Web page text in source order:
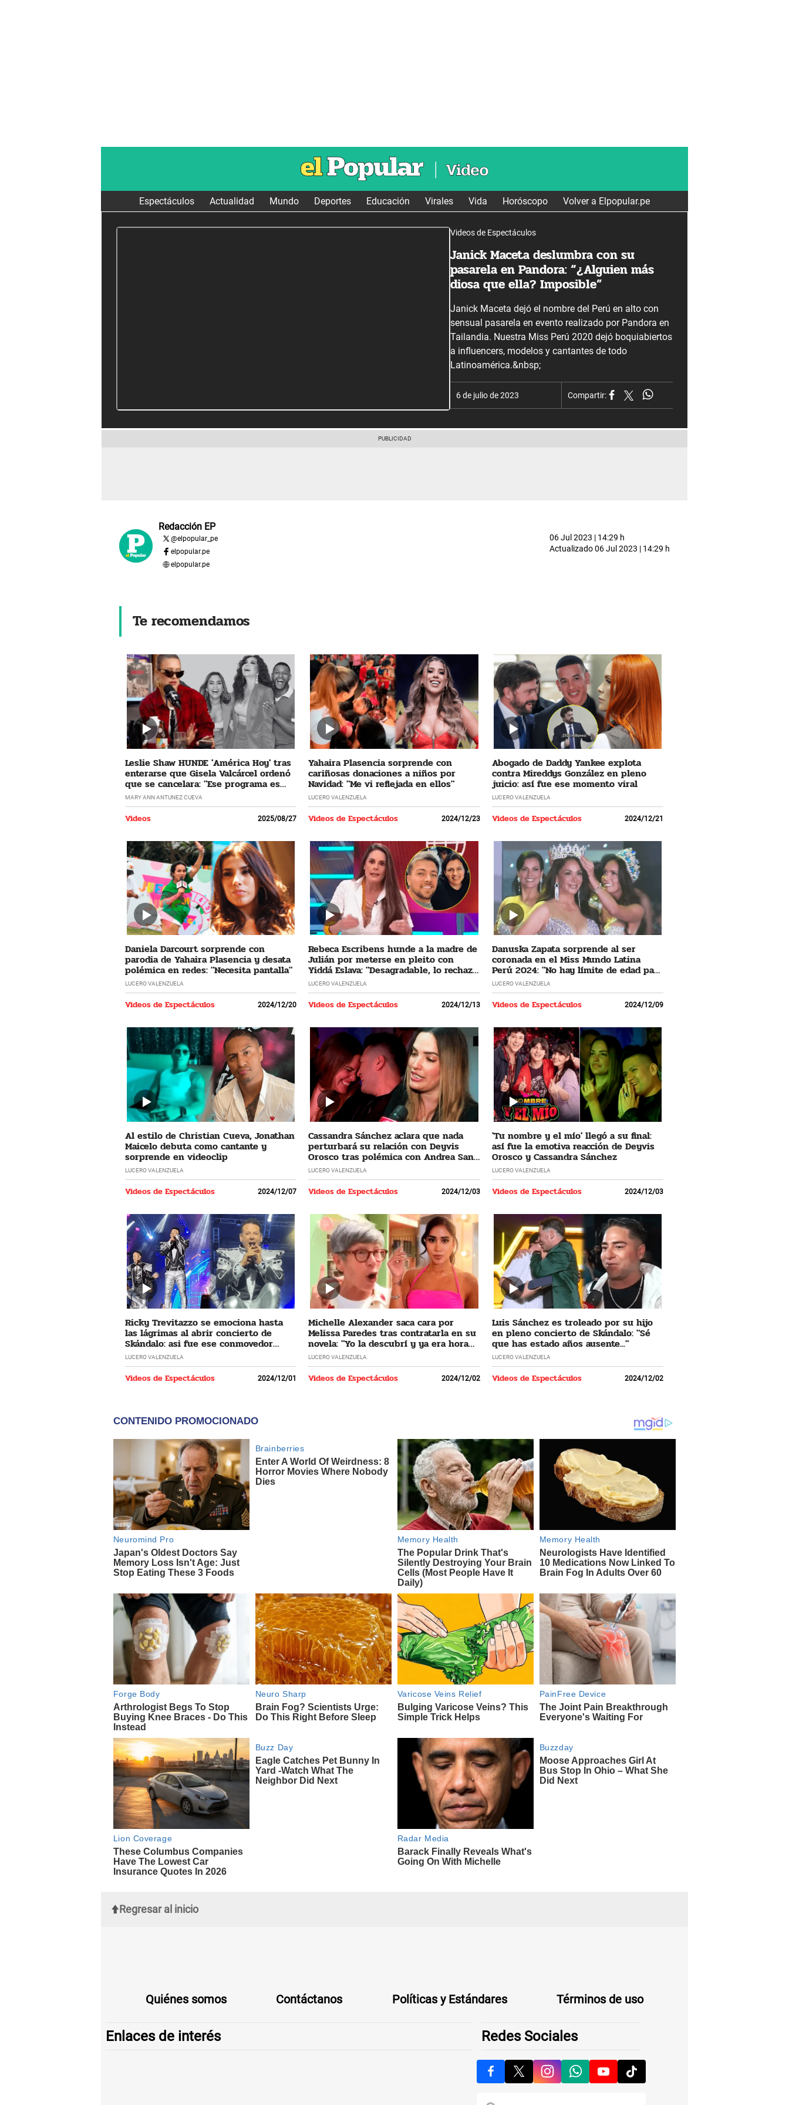
Espectáculos Actualidad Mundo Deportes Educación Virales Vida Horóscopo Volver a Elpopular.pe
Videos de Espectáculos
Janick Maceta deslumbra con su
pasarela en Pandora: “¿Alguien más
diosa que ella? Imposible”
Janick Maceta dejó el nombre del Perú en alto con
sensual pasarela en evento realizado por Pandora en
Tailandia. Nuestra Miss Perú 2020 dejó boquiabiertos
a influencers, modelos y cantantes de todo
Latinoamérica.&nbsp;
6 de julio de 2023 Compartir:
Redacción EP
@elpopular_pe
elpopular.pe
elpopular.pe
06 Jul 2023 | 14:29 h
Actualizado06 Jul 2023 | 14:29 h
Te recomendamos
Leslie Shaw HUNDE 'América Hoy' tras
enterarse que Gisela Valcárcel ordenó
que se cancelara: "Ese programa es
horrible"
MARY ANN ANTUNEZ CUEVA
Videos 2025/08/27
Yahaira Plasencia sorprende con
cariñosas donaciones a niños por
Navidad: "Me vi reflejada en ellos"
LUCERO VALENZUELA
Videos de Espectáculos 2024/12/23
Abogado de Daddy Yankee explota
contra Mireddys González en pleno
juicio: así fue ese momento viral
LUCERO VALENZUELA
Videos de Espectáculos 2024/12/21
Daniela Darcourt sorprende con
parodia de Yahaira Plasencia y desata
polémica en redes: "Necesita pantalla"
LUCERO VALENZUELA
Videos de Espectáculos 2024/12/20
Rebeca Escribens hunde a la madre de
Julián por meterse en pleito con
Yiddá Eslava: "Desagradable, lo rechazo
profundamente"
LUCERO VALENZUELA
Videos de Espectáculos 2024/12/13
Danuska Zapata sorprende al ser
coronada en el Miss Mundo Latina
Perú 2024: "No hay límite de edad para
cumplir los sueños"
LUCERO VALENZUELA
Videos de Espectáculos 2024/12/09
Al estilo de Christian Cueva, Jonathan
Maicelo debuta como cantante y
sorprende en videoclip
LUCERO VALENZUELA
Videos de Espectáculos 2024/12/07
Cassandra Sánchez aclara que nada
perturbará su relación con Deyvis
Orosco tras polémica con Andrea San
Martín
LUCERO VALENZUELA
Videos de Espectáculos 2024/12/03
'Tu nombre y el mío' llegó a su final:
así fue la emotiva reacción de Deyvis
Orosco y Cassandra Sánchez
LUCERO VALENZUELA
Videos de Espectáculos 2024/12/03
Ricky Trevitazzo se emociona hasta
las lágrimas al abrir concierto de
Skándalo: asi fue ese conmovedor
momento
LUCERO VALENZUELA
Videos de Espectáculos 2024/12/01
Michelle Alexander saca cara por
Melissa Paredes tras contratarla en su
novela: "Yo la descubrí y ya era hora
que regrese"
LUCERO VALENZUELA
Videos de Espectáculos 2024/12/02
Luis Sánchez es troleado por su hijo
en pleno concierto de Skándalo: "Sé
que has estado años ausente..."
LUCERO VALENZUELA
Videos de Espectáculos 2024/12/02
Regresar al inicio
Quiénes somos Contáctanos Políticas y Estándares Términos de uso
Enlaces de interés Redes Sociales